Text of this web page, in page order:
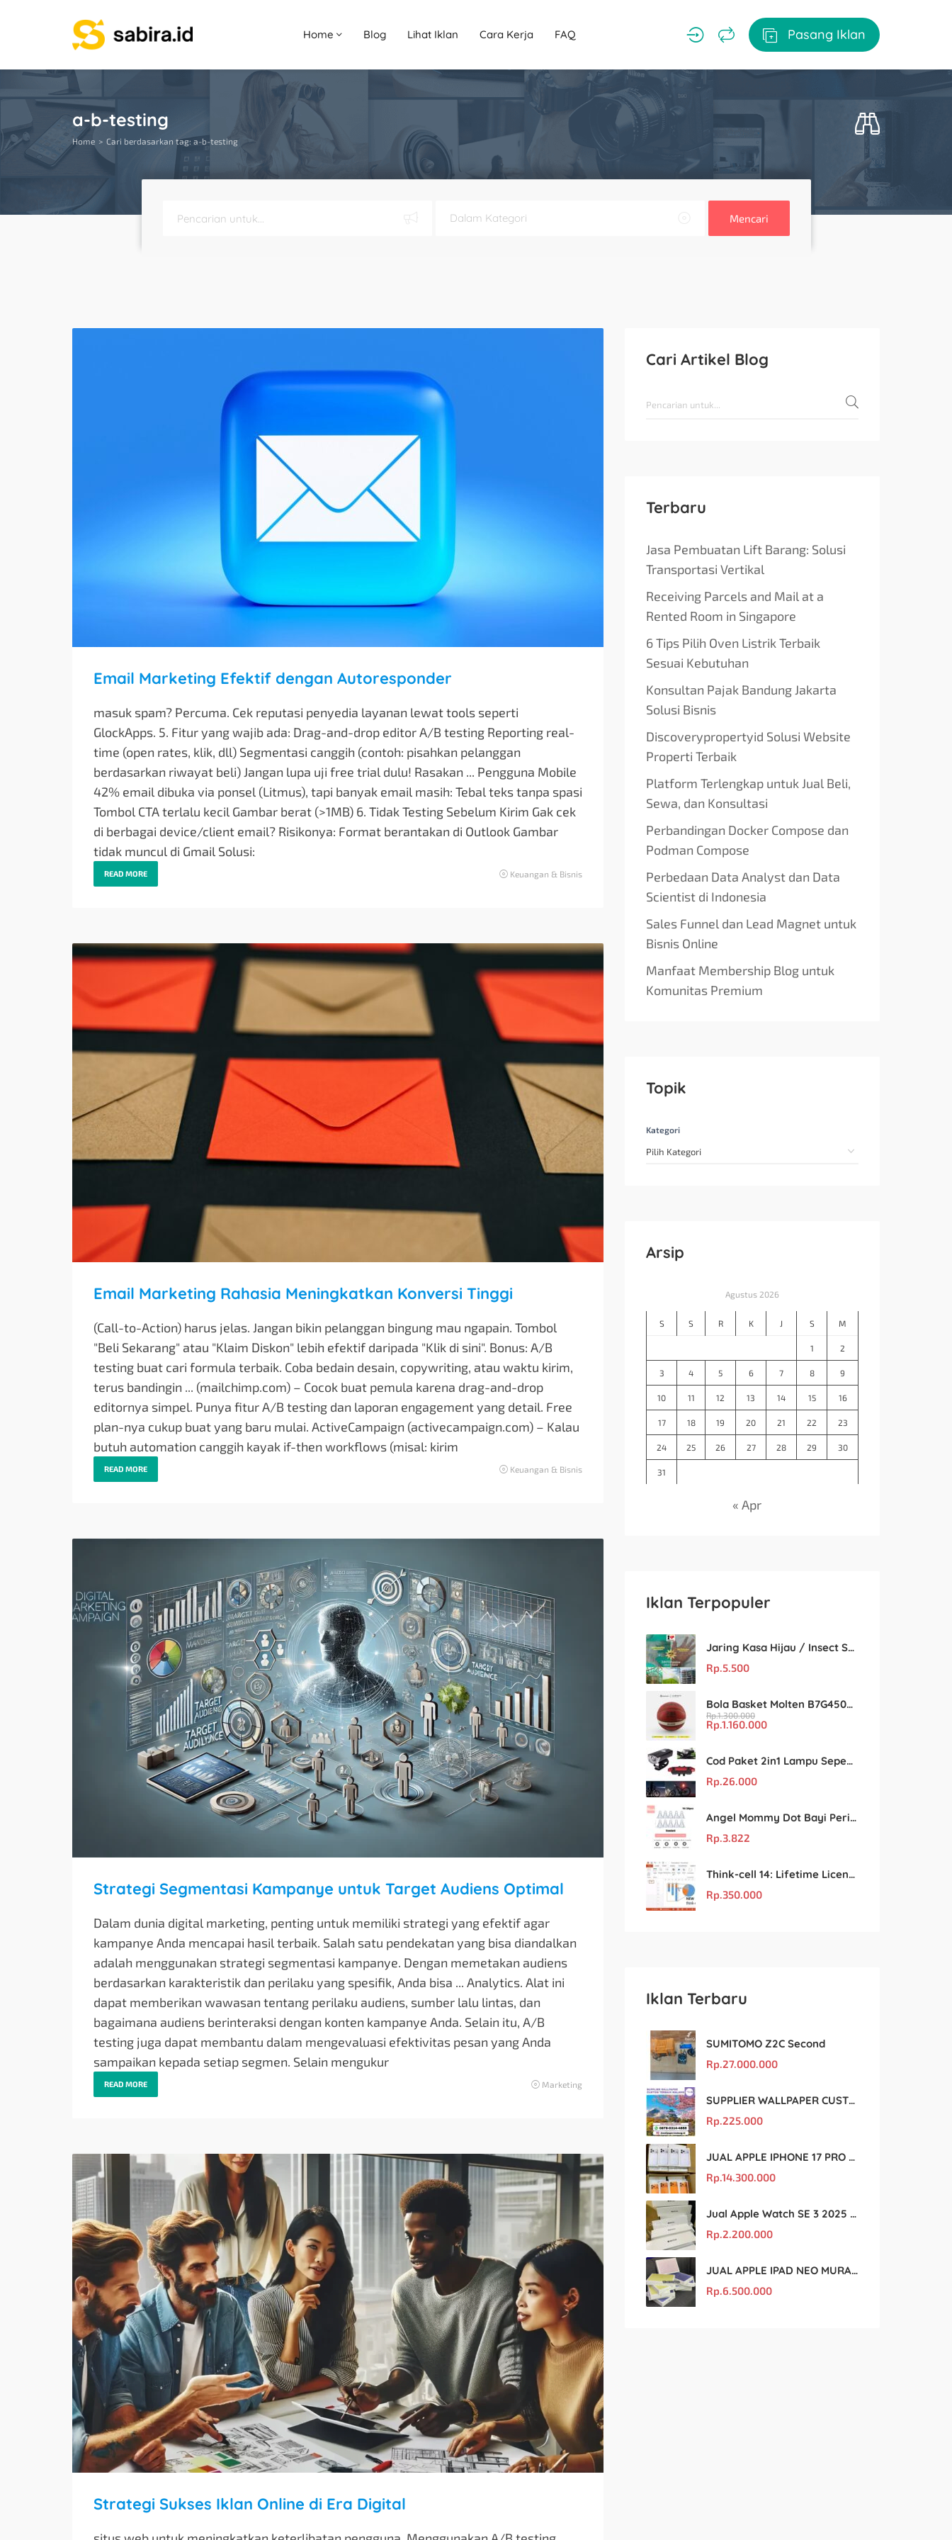
Home Blog Lihat Iklan Cara Kerja FAQ Pasang Iklan
a-b-testing
Home Cari berdasarkan tag: a-b-testing
Mencari
Email Marketing Efektif dengan Autoresponder
masuk spam? Percuma. Cek reputasi penyedia layanan lewat tools seperti
GlockApps. 5. Fitur yang wajib ada: Drag-and-drop editor A/B testing Reporting real-
time (open rates, klik, dll) Segmentasi canggih (contoh: pisahkan pelanggan
berdasarkan riwayat beli) Jangan lupa uji free trial dulu! Rasakan ... Pengguna Mobile
42% email dibuka via ponsel (Litmus), tapi banyak email masih: Tebal teks tanpa spasi
Tombol CTA terlalu kecil Gambar berat (>1MB) 6. Tidak Testing Sebelum Kirim Gak cek
di berbagai device/client email? Risikonya: Format berantakan di Outlook Gambar
tidak muncul di Gmail Solusi:
READ MORE Keuangan & Bisnis
Email Marketing Rahasia Meningkatkan Konversi Tinggi
(Call-to-Action) harus jelas. Jangan bikin pelanggan bingung mau ngapain. Tombol
"Beli Sekarang" atau "Klaim Diskon" lebih efektif daripada "Klik di sini". Bonus: A/B
testing buat cari formula terbaik. Coba bedain desain, copywriting, atau waktu kirim,
terus bandingin ... (mailchimp.com) – Cocok buat pemula karena drag-and-drop
editornya simpel. Punya fitur A/B testing dan laporan engagement yang detail. Free
plan-nya cukup buat yang baru mulai. ActiveCampaign (activecampaign.com) – Kalau
butuh automation canggih kayak if-then workflows (misal: kirim
READ MORE Keuangan & Bisnis
Strategi Segmentasi Kampanye untuk Target Audiens Optimal
Dalam dunia digital marketing, penting untuk memiliki strategi yang efektif agar
kampanye Anda mencapai hasil terbaik. Salah satu pendekatan yang bisa diandalkan
adalah menggunakan strategi segmentasi kampanye. Dengan memetakan audiens
berdasarkan karakteristik dan perilaku yang spesifik, Anda bisa ... Analytics. Alat ini
dapat memberikan wawasan tentang perilaku audiens, sumber lalu lintas, dan
bagaimana audiens berinteraksi dengan konten kampanye Anda. Selain itu, A/B
testing juga dapat membantu dalam mengevaluasi efektivitas pesan yang Anda
sampaikan kepada setiap segmen. Selain mengukur
READ MORE Marketing
Strategi Sukses Iklan Online di Era Digital
Cari Artikel Blog
Terbaru
Jasa Pembuatan Lift Barang: Solusi
Transportasi Vertikal
Receiving Parcels and Mail at a
Rented Room in Singapore
6 Tips Pilih Oven Listrik Terbaik
Sesuai Kebutuhan
Konsultan Pajak Bandung Jakarta
Solusi Bisnis
Discoverypropertyid Solusi Website
Properti Terbaik
Platform Terlengkap untuk Jual Beli,
Sewa, dan Konsultasi
Perbandingan Docker Compose dan
Podman Compose
Perbedaan Data Analyst dan Data
Scientist di Indonesia
Sales Funnel dan Lead Magnet untuk
Bisnis Online
Manfaat Membership Blog untuk
Komunitas Premium
Topik
Kategori
Arsip
Agustus 2026
S S R K J S M
1 2
3 4 5 6 7 8 9
10 11 12 13 14 15 16
17 18 19 20 21 22 23
24 25 26 27 28 29 30
31
« Apr
Iklan Terpopuler
Jaring Kasa Hijau / Insect Screen Net – Kualitas Terjamin & Harga Eceran Terjangkau
Rp.5.500
Bola Basket Molten B7G4500 Size 7 – Resmi FIBA & IBL
Rp.1.300.000
Rp.1.160.000
Cod Paket 2in1 Lampu Sepeda Led Light Depan Dan Belakang Rechargeable
Rp.26.000
Angel Mommy Dot Bayi Peristaltic S/M/L/X-Cut / Puting Lebar Buram 10pcs
Rp.3.822
Think-cell 14: Lifetime License Unlimited User untuk PowerPoint & Excel
Rp.350.000
Iklan Terbaru
SUMITOMO Z2C Second
Rp.27.000.000
SUPPLIER WALLPAPER CUSTOM TERBAIK MALANG
Rp.225.000
JUAL APPLE IPHONE 17 PRO MAX MURAH DAN ORIGINAL
Rp.14.300.000
Jual Apple Watch SE 3 2025 BM Murah Dan original
Rp.2.200.000
JUAL APPLE IPAD NEO MURAH DAN ORIGINAL
Rp.6.500.000